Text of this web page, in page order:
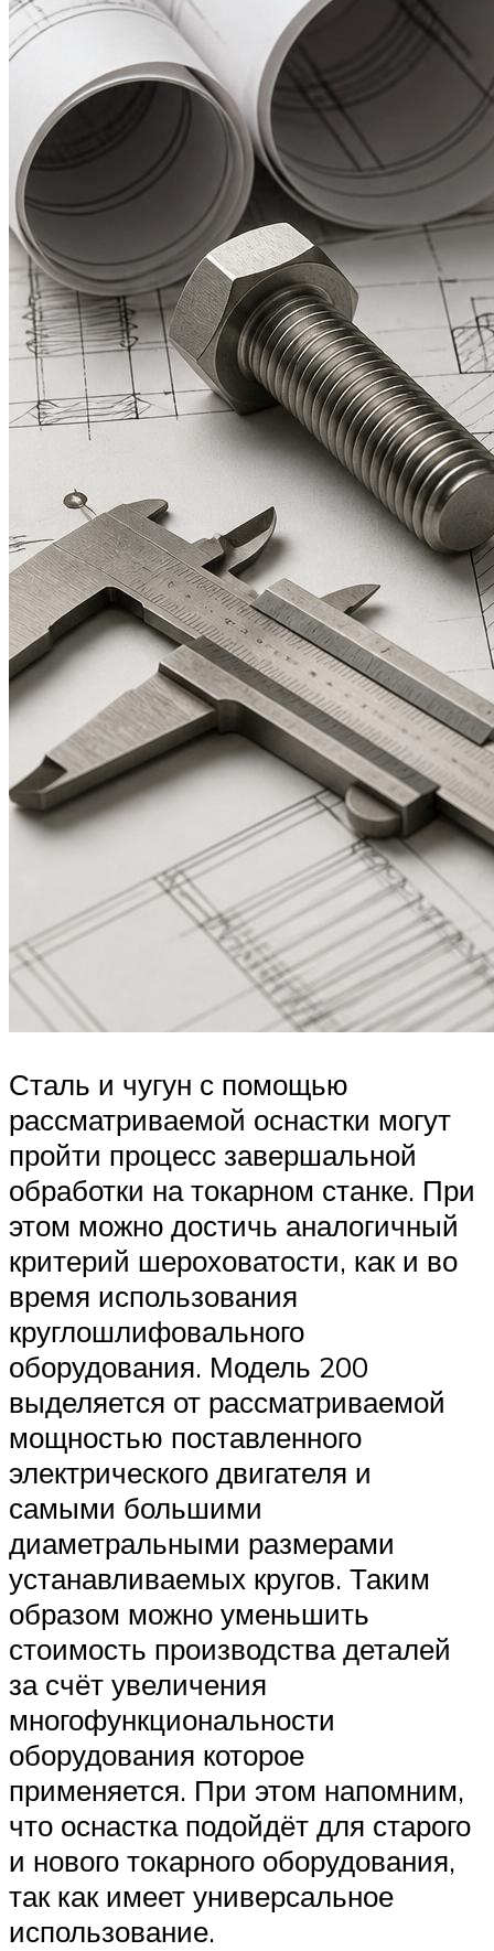
Сталь и чугун с помощью
рассматриваемой оснастки могут
пройти процесс завершальной
обработки на токарном станке. При
этом можно достичь аналогичный
критерий шероховатости, как и во
время использования
круглошлифовального
оборудования. Модель 200
выделяется от рассматриваемой
мощностью поставленного
электрического двигателя и
самыми большими
диаметральными размерами
устанавливаемых кругов. Таким
образом можно уменьшить
стоимость производства деталей
за счёт увеличения
многофункциональности
оборудования которое
применяется. При этом напомним,
что оснастка подойдёт для старого
и нового токарного оборудования,
так как имеет универсальное
использование.